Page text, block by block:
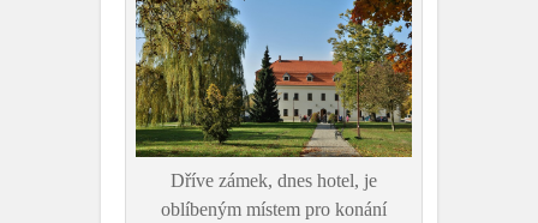
Dříve zámek, dnes hotel, je
oblíbeným místem pro konání